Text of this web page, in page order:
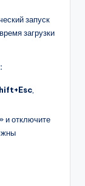
запуск
загрузки
и отключите